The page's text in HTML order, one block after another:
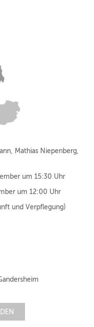
Mathias Niepenberg,
um 15:30 Uhr
um 12:00 Uhr
und Verpflegung)